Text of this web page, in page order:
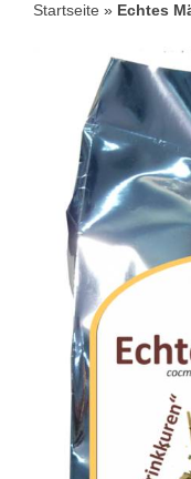
Startseite » Echtes